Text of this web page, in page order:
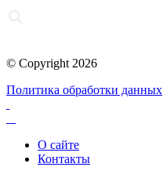
© Copyright 2026
Политика обработки данных
О сайте
Контакты